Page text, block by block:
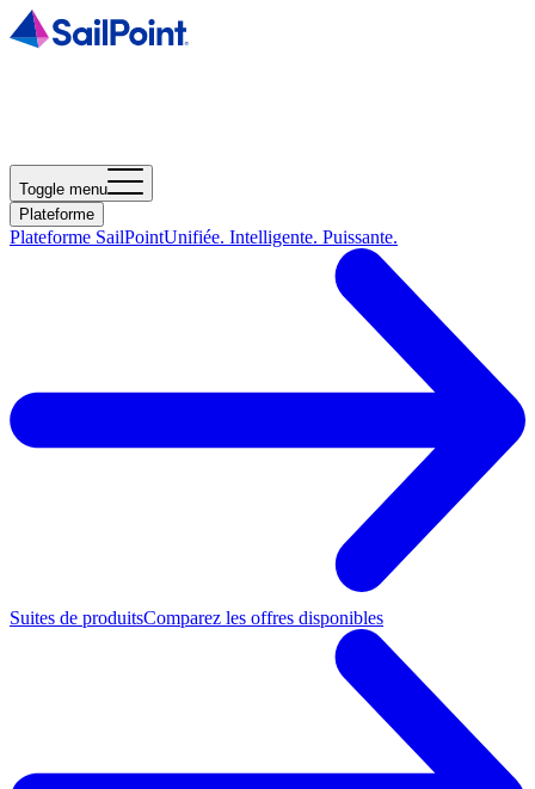
Toggle menu
Plateforme
Plateforme SailPointUnifiée. Intelligente. Puissante.
Suites de produitsComparez les offres disponibles